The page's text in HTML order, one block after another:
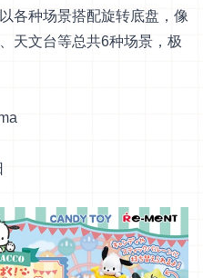
各种场景搭配旋转底盘，像
天文台等总共6种场景，极